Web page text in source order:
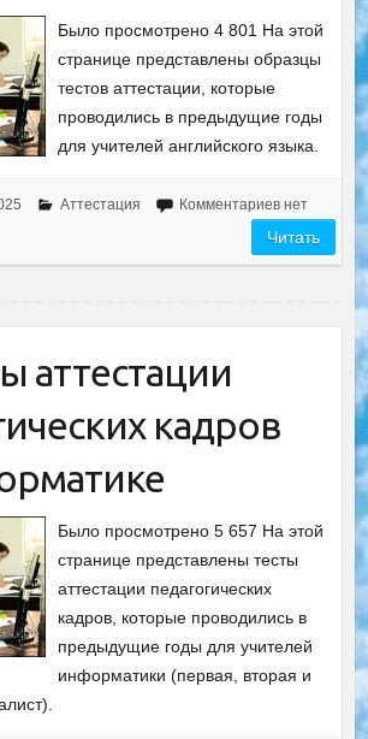
Было просмотрено 4 801 На этой
странице представлены образцы
тестов аттестации, которые
проводились в предыдущие годы
для учителей английского языка.
Аттестация Комментариев нет
Читать
аттестации
кадров
Было просмотрено 5 657 На этой
странице представлены тесты
аттестации педагогических
кадров, которые проводились в
предыдущие годы для учителей
информатики (первая, вторая и